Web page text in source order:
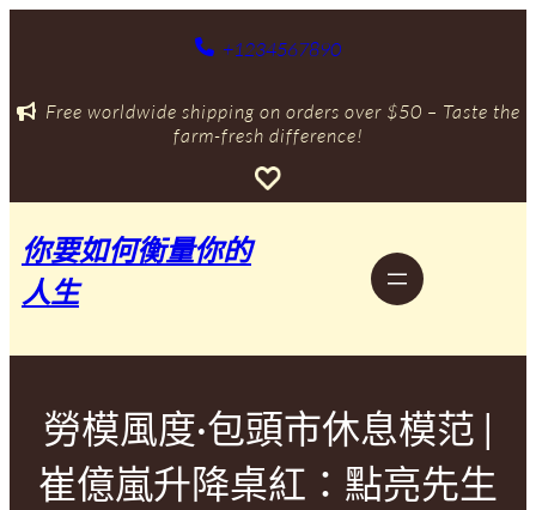
內
+1234567890
Free worldwide shipping on orders over $50 – Taste the
farm-fresh difference!
你要如何衡量你的
人生
勞模風度·包頭市休息模范 |
崔億嵐升降桌紅：點亮先生